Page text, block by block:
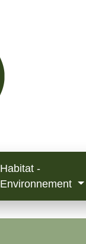
Habitat -
Environnement